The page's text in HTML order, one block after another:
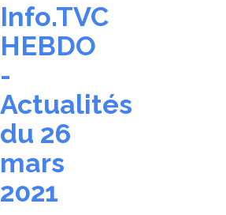
Info.TVC
HEBDO
-
Actualités
du 26
mars
2021